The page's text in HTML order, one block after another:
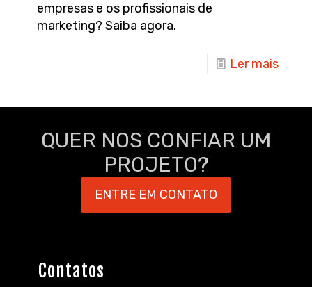
empresas e os profissionais de
marketing? Saiba agora.
Ler mais
QUER NOS CONFIAR UM
PROJETO?
ENTRE EM CONTATO
Contatos